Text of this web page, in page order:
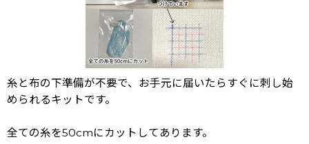
糸と布の下準備が不要で、お手元に届いたらすぐに刺し始
められるキットです。
全ての糸を50cmにカットしてあります。